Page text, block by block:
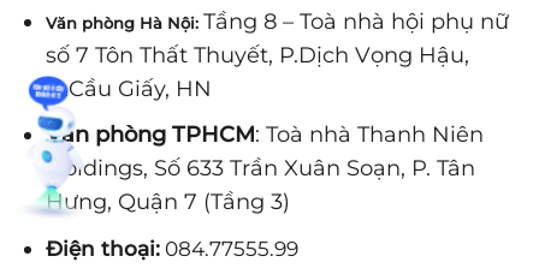
Văn phòng Hà Nội:Tầng 8 – Toà nhà hội phụ nữ
số 7 Tôn Thất Thuyết, P.Dịch Vọng Hậu,
Q.Cầu Giấy, HN
Văn phòng TPHCM: Toà nhà Thanh Niên
Holdings, Số 633 Trần Xuân Soạn, P. Tân
Hưng, Quận 7 (Tầng 3)
Điện thoại: 084.77555.99